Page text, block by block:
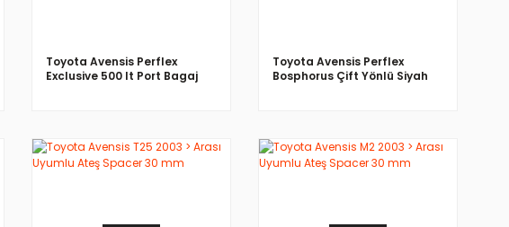
Toyota Avensis Perflex
Exclusive 500 lt Port Bagaj
Toyota Avensis Perflex
Bosphorus Çift Yönlü Siyah